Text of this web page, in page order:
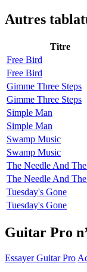
Autres
Titre
Free Bird
Free Bird
Gimme Three Steps
Gimme Three Steps
Simple Man
Simple Man
Swamp Music
Swamp Music
The Needle And
The Needle And
Tuesday's Gone
Tuesday's Gone
Guitar Pro
Essayer Guitar Pro